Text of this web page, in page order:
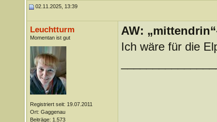
02.11.2025, 13:39
Leuchtturm
Momentan ist gut
Registriert seit: 19.07.2011
Ort: Gaggenau
Beiträge: 1.573
AW:
Ich wäre für die